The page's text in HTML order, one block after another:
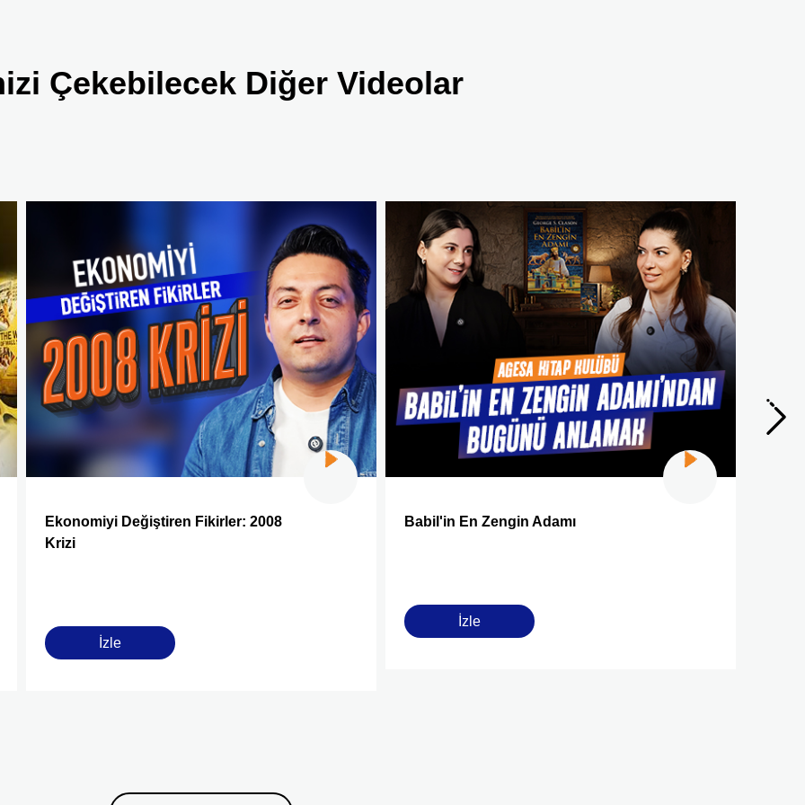
Çekebilecek Diğer Videolar
Ekonomiyi Değiştiren Fikirler: 2008
Krizi
İzle
Babil'in En Zengin Adamı
İzle